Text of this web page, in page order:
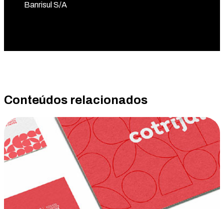
Banrisul S/A
Conteúdos relacionados